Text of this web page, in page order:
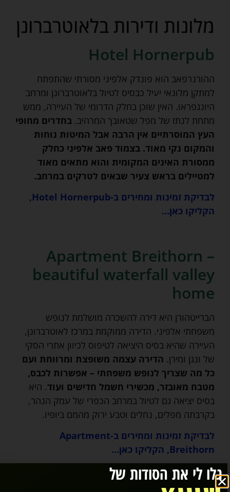
מלונות ודירות בלאוטרברונן
Hotel Hornerpub
ההורנרפאב הוא פונדק אלפיני מסורתי שהתפתח
למתקן מלונאי יעיל כבסיס לטיול בלאוטרברונן ומרחב
היונגפראו. האין שוכן בחלק הדרומי של העיירה, ממש
מתחת לנתז של מפל שטאובך המרהיב.בחדרים מחופי
העץ המוסרתיים אין הרבה אבל המיטות נוחות
והמקום נקי מאוד. בצמוד פאב אלפיני כחלק
ממסורת האינים המקומית והוא מתאים מאוד
למטיילים בראש צעיר שבאים לטרקים במרחב.
לבדיקת זמינות ומחירים ב-Hotel Hornerpub,
הקליקו כאן…
Apartment Breithorn –
beautiful waterfall valley
home
הברייטהורן היא דירה להשכרה מושלמת לנופש
משפחתי אלפיני. הדירה ממוקמת במרכז לאוטרברונן,
העיירה שהיא בסיס היציאה לטיפוס לכיוון אתרי הסקי
של ונגן ומירן.הדירה עצמה משופצת ומרווחת ועם
כל מה שצריך לנופש משפחתי – אפשרות לכבס,
מטבח מאובזר, מכשירי חשמל חדישים ועוד. היא
בסיס יציאה גם לטיול במרחב הכפרי של עמק הנהר,
בקרבתה מפלים, נחלים וטבע ירוק מהמם ביופיו.
לבדיקת זמינות ומחירים ב-Apartment
Breithorn, הקליקו כאן…
גלו לי את הסודות של